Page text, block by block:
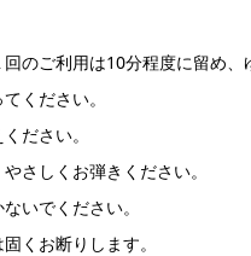
のご利用は10分程度に留め、
ください。
ださい。
さしくお弾きください。
いでください。
くお断りします。